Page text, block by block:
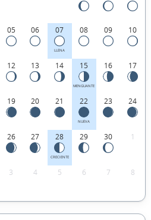
05 06 07
LLENA
08 09 10
12 13 14 15
MENGUANTE
16 17
19 20 21 22
NUEVA
23 24
26 27 28
CRECIENTE
29 30 1
3 4 5 6 7 8